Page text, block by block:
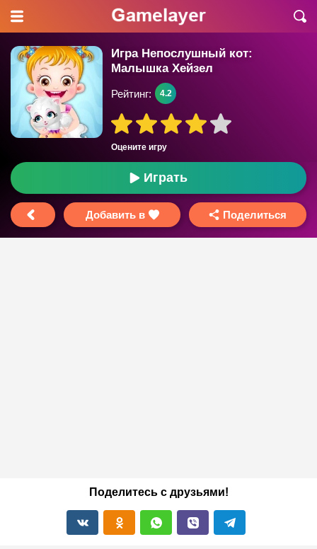
Игра Непослушный кот:
Малышка Хейзел
Оцените игру
Рейтинг: 4.2
Играть
Добавить в Поделиться
Поделитесь с друзьями!